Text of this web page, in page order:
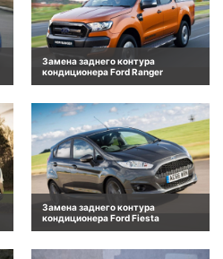
Замена заднего контура
кондиционера Ford Ranger
Замена заднего контура
кондиционера Ford Fiesta